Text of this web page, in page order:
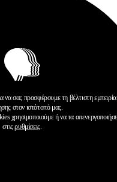
ΙΝΕΔΙΒΙΜ, ΑΠΘ και
στις Φοιτητικές
να σας προσφέρουμε τη βέλτιστη εμπειρία
στον ιστότοπό μας.
χρησιμοποιούμε ή να τα
στιςρυθμίσεις.